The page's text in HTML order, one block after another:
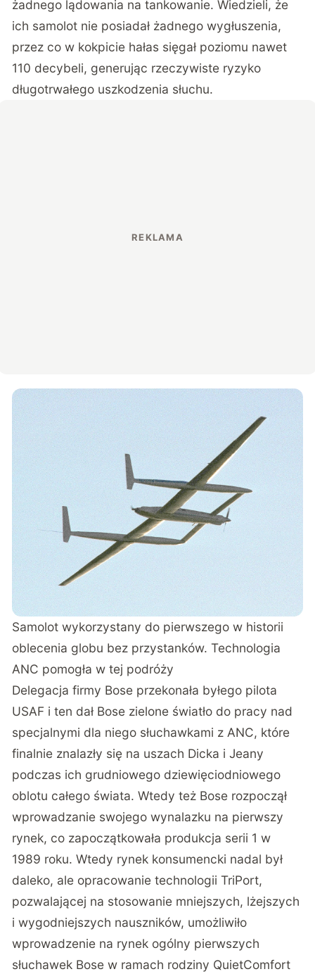
żadnego lądowania na tankowanie. Wiedzieli, że
ich samolot nie posiadał żadnego wygłuszenia,
przez co w kokpicie hałas sięgał poziomu nawet
110 decybeli, generując rzeczywiste ryzyko
długotrwałego uszkodzenia słuchu.
Samolot wykorzystany do pierwszego w historii
oblecenia globu bez przystanków. Technologia
ANC pomogła w tej podróży
Delegacja firmy Bose przekonała byłego pilota
USAF i ten dał Bose zielone światło do pracy nad
specjalnymi dla niego słuchawkami z ANC, które
finalnie znalazły się na uszach Dicka i Jeany
podczas ich grudniowego dziewięciodniowego
oblotu całego świata. Wtedy też Bose rozpoczął
wprowadzanie swojego wynalazku na pierwszy
rynek, co zapoczątkowała produkcja serii 1 w
1989 roku. Wtedy rynek konsumencki nadal był
daleko, ale opracowanie technologii TriPort,
pozwalającej na stosowanie mniejszych, lżejszych
i wygodniejszych nauszników, umożliwiło
wprowadzenie na rynek ogólny pierwszych
słuchawek Bose w ramach rodziny QuietComfort